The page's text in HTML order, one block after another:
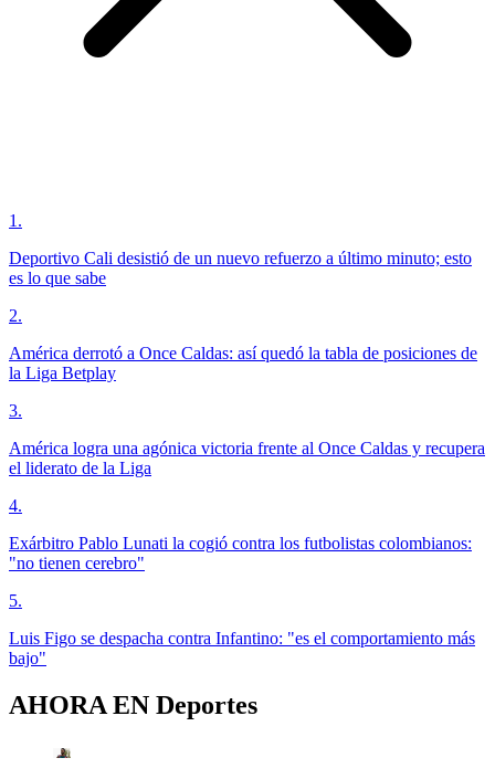
1 .
Deportivo Cali desistió de un nuevo refuerzo a último minuto; esto
es lo que sabe
2.
América derrotó a Once Caldas: así quedó la tabla de posiciones de
la Liga Betplay
3.
América logra una agónica victoria frente al Once Caldas y recupera
el liderato de la Liga
4.
Exárbitro Pablo Lunati la cogió contra los futbolistas colombianos:
"no tienen cerebro"
5.
Luis Figo se despacha contra Infantino: "es el comportamiento más
bajo"
AHORA EN Deportes